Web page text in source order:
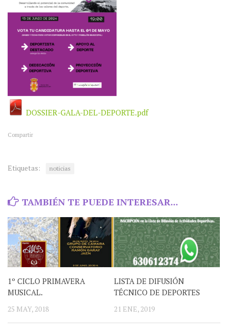
DOSSIER-GALA-DEL-DEPORTE.pdf
Compartir
Etiquetas: noticias
TAMBIÉN TE PUEDE INTERESAR...
1º CICLO PRIMAVERA
MUSICAL.
25 MAY, 2018
LISTA DE DIFUSIÓN
TÉCNICO DE DEPORTES
21 ENE, 2019